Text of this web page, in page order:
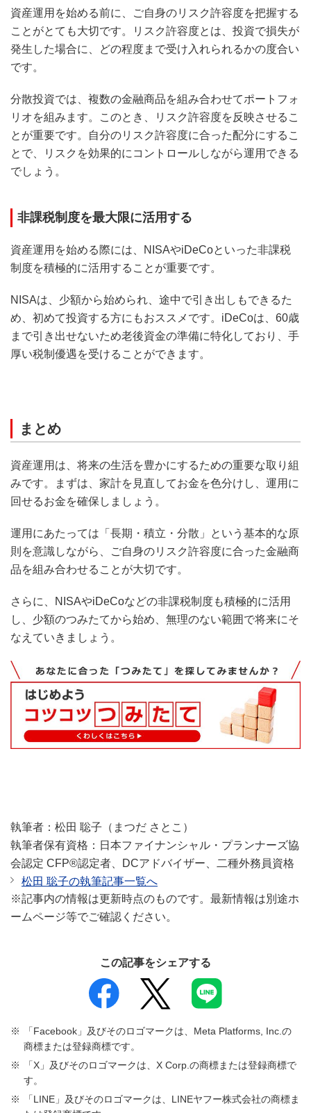
資産運用を始める前に、ご自身のリスク許容度を把握する
ことがとても大切です。リスク許容度とは、投資で損失が
発生した場合に、どの程度まで受け入れられるかの度合い
です。
分散投資では、複数の金融商品を組み合わせてポートフォ
リオを組みます。このとき、リスク許容度を反映させるこ
とが重要です。自分のリスク許容度に合った配分にするこ
とで、リスクを効果的にコントロールしながら運用できる
でしょう。
非課税制度を最大限に活用する
資産運用を始める際には、NISAやiDeCoといった非課税
制度を積極的に活用することが重要です。
NISAは、少額から始められ、途中で引き出しもできるた
め、初めて投資する方にもおススメです。iDeCoは、60歳
まで引き出せないため老後資金の準備に特化しており、手
厚い税制優遇を受けることができます。
まとめ
資産運用は、将来の生活を豊かにするための重要な取り組
みです。まずは、家計を見直してお金を色分けし、運用に
回せるお金を確保しましょう。
運用にあたっては「長期・積立・分散」という基本的な原
則を意識しながら、ご自身のリスク許容度に合った金融商
品を組み合わせることが大切です。
さらに、NISAやiDeCoなどの非課税制度も積極的に活用
し、少額のつみたてから始め、無理のない範囲で将来にそ
なえていきましょう。
執筆者：松田 聡子（まつだ さとこ）
執筆者保有資格：日本ファイナンシャル・プランナーズ協
会認定 CFP®認定者、DCアドバイザー、二種外務員資格
松田 聡子の執筆記事一覧へ
※記事内の情報は更新時点のものです。最新情報は別途ホ
ームページ等でご確認ください。
この記事をシェアする
「Facebook」及びそのロゴマークは、Meta Platforms, Inc.の
商標または登録商標です。
「X」及びそのロゴマークは、X Corp.の商標または登録商標で
す。
「LINE」及びそのロゴマークは、LINEヤフー株式会社の商標ま